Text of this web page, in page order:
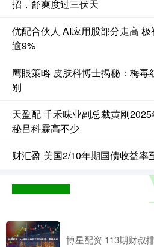
招，舒爽度过三伏天
优配合伙人 AI应用股部分走高
逾9%
鹰眼策略 皮肤科博士揭秘：梅
别
天盈配 千禾味业副总裁黄刚
秘吕科霖高不少
财汇盈 美国2/10年期国债收益率
博星配资 113期财叔